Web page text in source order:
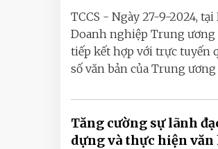
TCCS - Ngày 27-9-2024,
Doanh nghiệp Trung
tiếp kết hợp với trực tuyến
số văn bản của Trung ương
Tăng cường sự lãnh
dựng và thực hiện